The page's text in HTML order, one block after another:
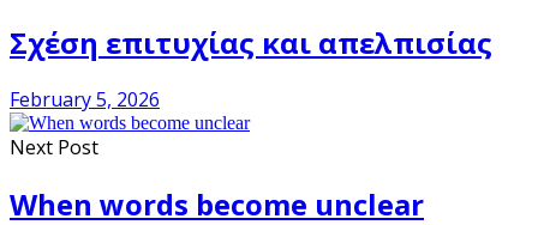
Σχέση επιτυχίας και απελπισίας
February 5, 2026
Next Post
When words become unclear